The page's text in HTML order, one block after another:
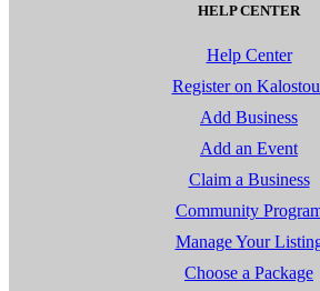
HELP CENTER
Help Center
Register on
Add Business
Add an Event
Claim a Business
Community
Manage Your
Choose a Package